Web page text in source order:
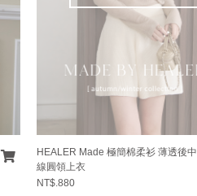
HEALER Made 極簡棉柔衫 薄透後中
線圓領上衣
NT$.880